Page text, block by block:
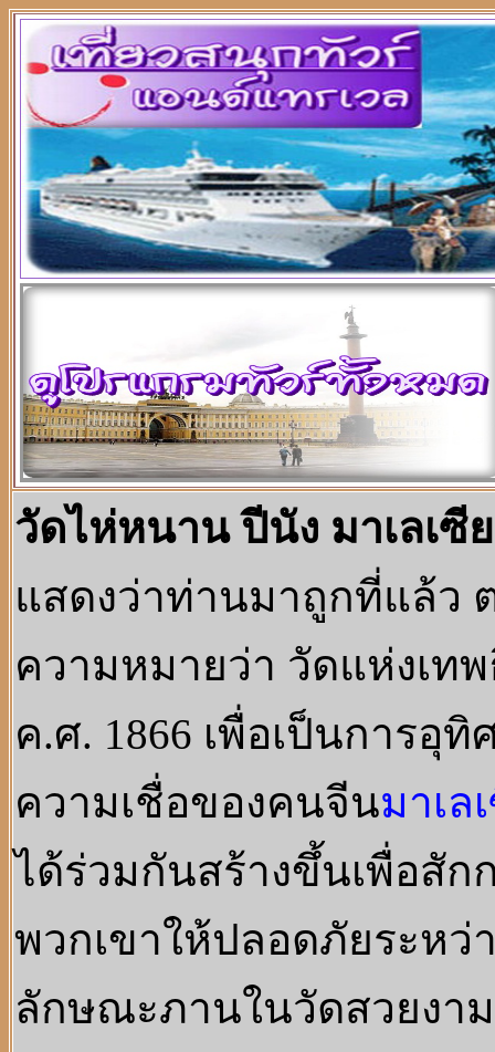
วัดไห่หนาน ปีนัง มาเลเซี
แสดงว่าท่านมาถูกที่แล้ว
ความหมายว่า วัดแห่งเท
ค.ศ. 1866 เพื่อเป็นการอุ
ความเชื่อของคนจีนมาเล
ได้ร่วมกันสร้างขึ้นเพื่อสัก
พวกเขาให้ปลอดภัยระหว่
ลักษณะภานในวัดสวยงา